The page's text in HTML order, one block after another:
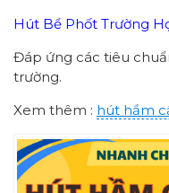
Hút Bể Phốt Trường
Đáp ứng các tiêu
trường.
Xem thêm : hút hầm